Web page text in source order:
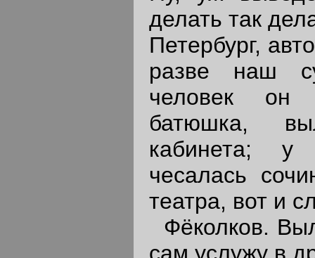
делать так
Петербург,
разве наш
человек он
батюшка,
кабинета;
чесалась
театра, вот и
Фёколков.